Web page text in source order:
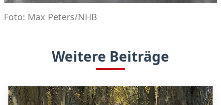
Foto: Max Peters/NHB
Weitere Beiträge